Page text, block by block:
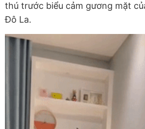
thú trước biểu cảm gương mặt
Đô La.